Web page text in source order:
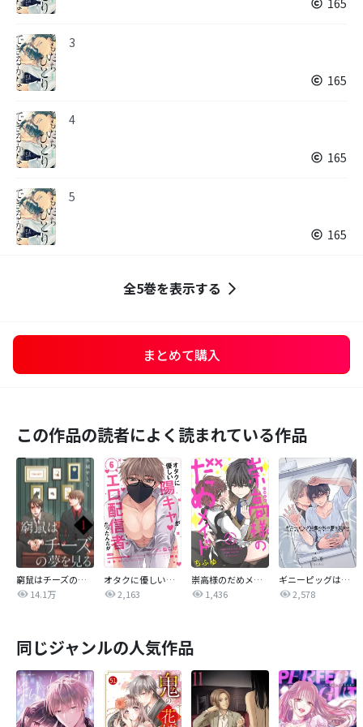
165
3
165
4
165
5
165
全5巻を表示する
まとめて購入
この作品の読者によく読まれている作品
窮鼠はチーズの夢を見る【単話】
14.1万
オタクに優しい陽キャがエロ配信者だったんだが【単話売】
2,163
崇高様のだめメイド 【単話売】
1,436
ギニーピッグは檻の外の夢を見ない【単話売】
2,578
同じジャンルの人気作品